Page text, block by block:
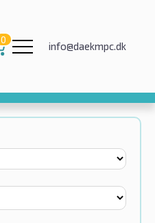
0
info@daekmpc.dk